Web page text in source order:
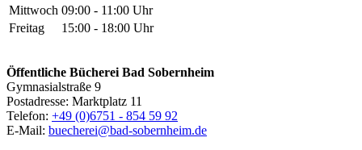
Mittwoch 09:00 - 11:00 Uhr
Freitag
15:00 - 18:00 Uhr
Öffentliche Bücherei Bad Sobernheim
Gymnasialstraße 9
Postadresse: Marktplatz 11
Telefon: +49 (0)6751 - 854 59 92
E-Mail: buecherei@bad-sobernheim.de